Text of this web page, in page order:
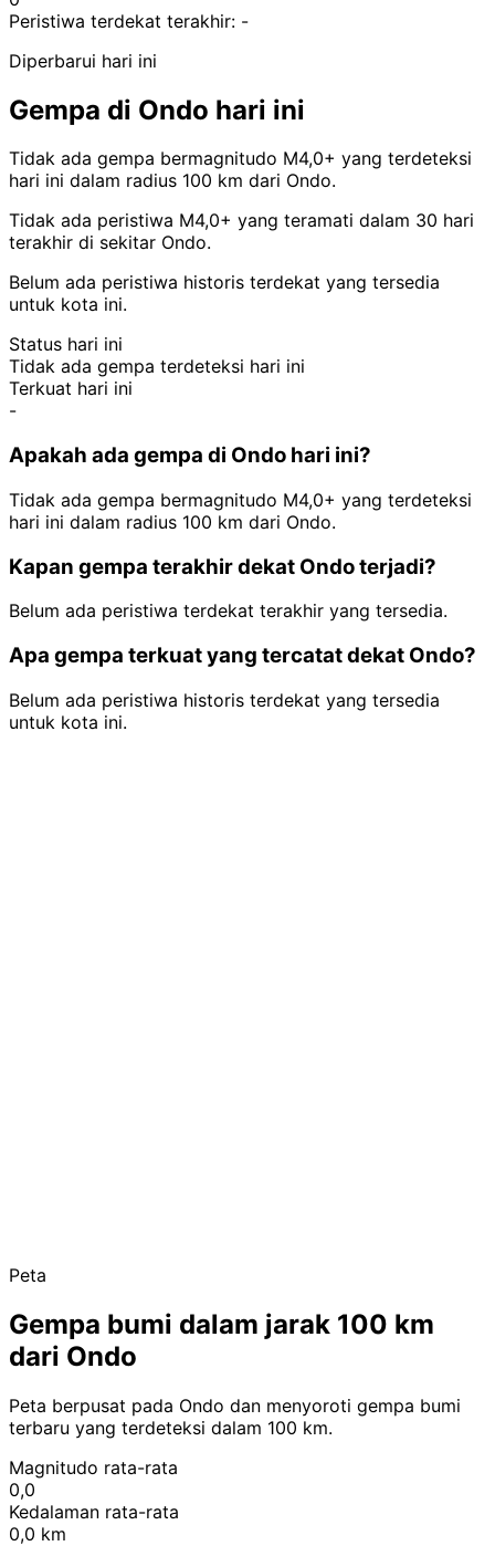
Peristiwa terdekat terakhir: -
Diperbarui hari ini
Gempa di Ondo hari ini
Tidak ada gempa bermagnitudo M4,0+ yang terdeteksi
hari ini dalam radius 100 km dari Ondo.
Tidak ada peristiwa M4,0+ yang teramati dalam 30 hari
terakhir di sekitar Ondo.
Belum ada peristiwa historis terdekat yang tersedia
untuk kota ini.
Status hari ini
Tidak ada gempa terdeteksi hari ini
Terkuat hari ini
-
Apakah ada gempa di Ondo hari ini?
Tidak ada gempa bermagnitudo M4,0+ yang terdeteksi
hari ini dalam radius 100 km dari Ondo.
Kapan gempa terakhir dekat Ondo terjadi?
Belum ada peristiwa terdekat terakhir yang tersedia.
Apa gempa terkuat yang tercatat dekat Ondo?
Belum ada peristiwa historis terdekat yang tersedia
untuk kota ini.
Peta
Gempa bumi dalam jarak 100 km
dari Ondo
Peta berpusat pada Ondo dan menyoroti gempa bumi
terbaru yang terdeteksi dalam 100 km.
Magnitudo rata-rata
0,0
Kedalaman rata-rata
0,0 km